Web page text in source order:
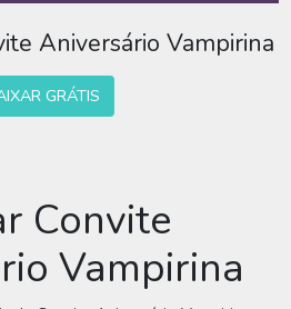
Aniversário Vampirina
GRÁTIS
Convite
Vampirina